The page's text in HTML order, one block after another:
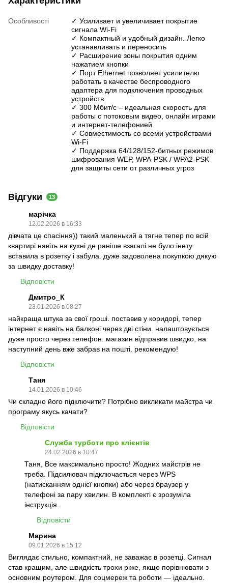
Особливості
✓ Усиливает и увеличивает покрытие
сигнала Wi-Fi
✓ Компактный и удобный дизайн. Легко
устанавливать и переносить
✓ Расширение зоны покрытия одним
нажатием кнопки
✓ Порт Ethernet позволяет усилителю
работать в качестве беспроводного
адаптера для подключения проводных
устройств
✓ 300 Мбит/с – идеальная скорость для
работы с потоковым видео, онлайн играми
и интернет-телефонией
✓ Совместимость со всеми устройствами
Wi-Fi
✓ Поддержка 64/128/152-битных режимов
шифрования WEP, WPA-PSK / WPA2-PSK
для защиты сети от различных угроз
Відгуки 13
марічка
12.02.2026 в 16:33
дівчата це спасіння)) такий маленький а тягне тепер по всій
квартирі навіть на кухні де раніше взагалі не було інету.
вставила в розетку і забула. дуже задоволена покупкою дякую
за швидку доставку!
Відповісти
Дмитро_К
23.01.2026 в 08:27
найкраща штука за свої гроші. поставив у коридорі, тепер
інтернет є навіть на балконі через дві стіни. налаштовується
дуже просто через телефон. магазин відправив швидко, на
наступний день вже забрав на пошті. рекомендую!
Відповісти
Таня
14.01.2026 в 10:46
Чи складно його підключити? Потрібно викликати майстра чи
програму якусь качати?
Відповісти
Служба турботи про клієнтів
24.02.2026 в 10:47
Таня, Все максимально просто! Жодних майстрів не
треба. Підсилювач підключається через WPS
(натисканням однієї кнопки) або через браузер у
телефоні за пару хвилин. В комплекті є зрозуміла
інструкція.
Відповісти
Марина
09.01.2026 в 15:12
Виглядає стильно, компактний, не заважає в розетці. Сигнал
став кращим, але швидкість трохи ріже, якщо порівнювати з
основним роутером. Для соцмереж та роботи — ідеально.